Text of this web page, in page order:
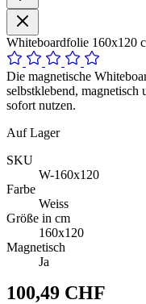
Whiteboardfolie 160x120
Die magnetische
selbstklebend, magnetisch
sofort nutzen.
Auf Lager
SKU
W-160x120
Farbe
Weiss
Größe in cm
160x120
Magnetisch
Ja
100,49 CHF